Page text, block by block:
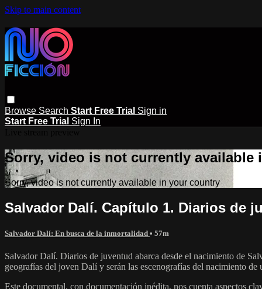
Skip to main content
Browse Search Start Free Trial Sign in
Start Free Trial Sign In
Sorry, video is not currently available
Sorry, video is not currently available in your country
Salvador Dalí. Capítulo 1. Diarios de
Salvador Dalí: En busca de la inmortalidad • 57m
Salvador Dalí. Diarios de juventud abarca desde el nacimiento de
geografías del joven Dalí y serán las escenografías del nacimiento de
Este documental, con documentación inédita, nos cuenta aspectos